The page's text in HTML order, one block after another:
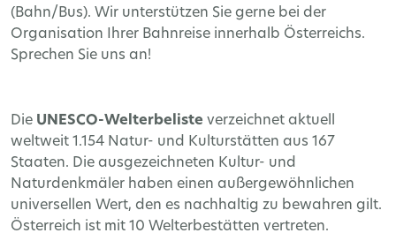
(Bahn/Bus). Wir unterstützen Sie gerne bei der
Organisation Ihrer Bahnreise innerhalb Österreichs.
Sprechen Sie uns an!
Die UNESCO-Welterbeliste verzeichnet aktuell
weltweit 1.154 Natur- und Kulturstätten aus 167
Staaten. Die ausgezeichneten Kultur- und
Naturdenkmäler haben einen außergewöhnlichen
universellen Wert, den es nachhaltig zu bewahren gilt.
Österreich ist mit 10 Welterbestätten vertreten.